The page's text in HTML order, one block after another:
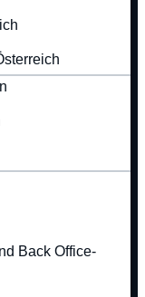
Back Office-